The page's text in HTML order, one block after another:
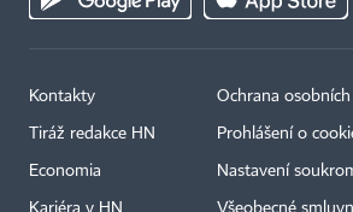
Kontakty
Tiráž redakce HN
Economia
Kariéra v HN
Ochrana
Prohlášení o
Nastavení
Všeobecné